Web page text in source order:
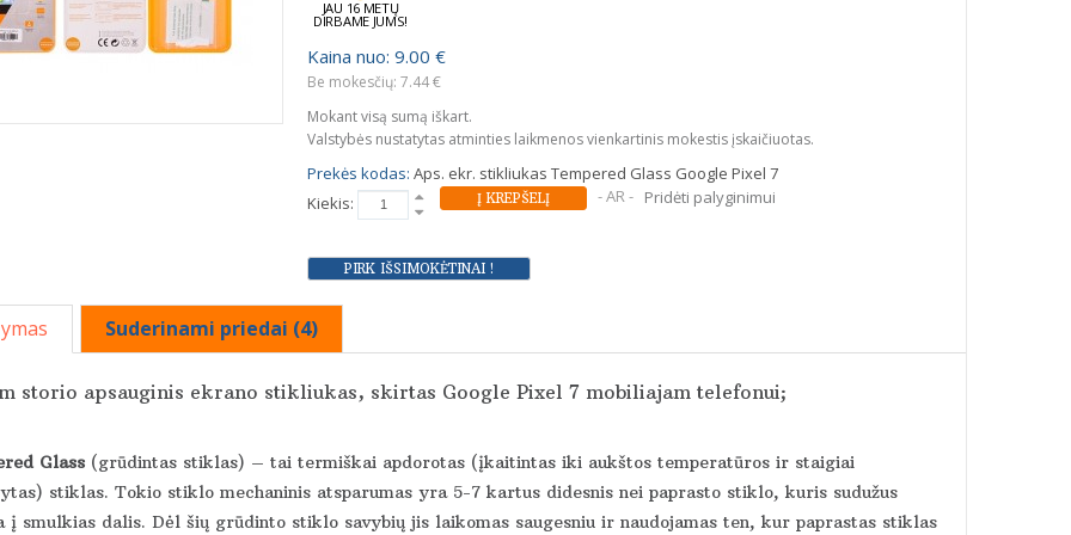
JAU 16 METŲ
DIRBAME JUMS!
Kaina nuo: 9.00 €
Be mokesčių: 7.44 €
Mokant visą sumą iškart.
Valstybės nustatytas atminties laikmenos vienkartinis mokestis įskaičiuotas.
Prekės kodas: Aps. ekr. stikliukas Tempered Glass Google Pixel 7
Kiekis:
- AR - Pridėti palyginimui
Suderinami priedai (4)
storio apsauginis ekrano stikliukas, skirtas Google Pixel 7 mobiliajam telefonui;
Glass (grūdintas stiklas) – tai termiškai apdorotas (įkaitintas iki aukštos temperatūros ir staigiai
stiklas. Tokio stiklo mechaninis atsparumas yra 5-7 kartus didesnis nei paprasto stiklo, kuris sudužus
į smulkias dalis. Dėl šių grūdinto stiklo savybių jis laikomas saugesniu ir naudojamas ten, kur paprastas stiklas